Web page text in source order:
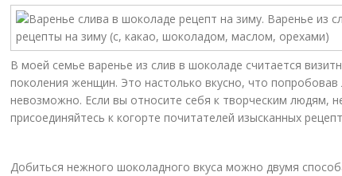
В моей семье варенье из слив в шоколаде считается
поколения женщин. Это настолько вкусно, что
невозможно. Если вы относите себя к творческим людям,
присоединяйтесь к когорте почитателей изысканных
Добиться нежного шоколадного вкуса можно двумя